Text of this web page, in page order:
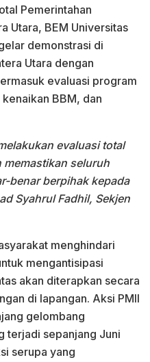
Pemerintahan
Utara, BEM Universitas
demonstrasi di
Utara dengan
evaluasi program
BBM, dan
evaluasi total
memastikan seluruh
benar berpihak kepada
Syahrul Fadhil, Sekjen
menghindari
mengantisipasi
akan diterapkan secara
di lapangan. Aksi PMII
gelombang
terjadi sepanjang Juni
serupa yang